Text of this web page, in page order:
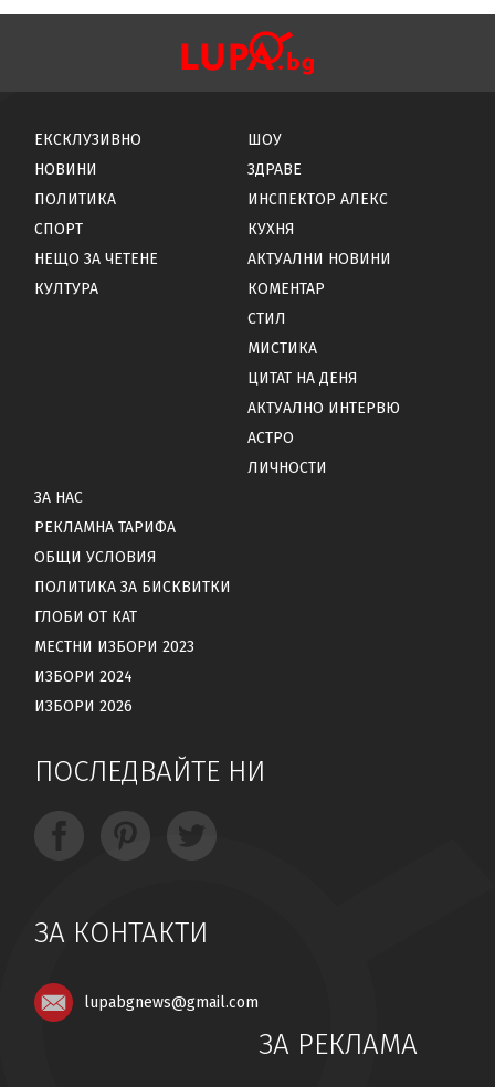
ЕКСКЛУЗИВНО
НОВИНИ
ПОЛИТИКА
СПОРТ
НЕЩО ЗА ЧЕТЕНЕ
КУЛТУРА
ШОУ
ЗДРАВЕ
ИНСПЕКТОР АЛЕКС
КУХНЯ
АКТУАЛНИ НОВИНИ
КОМЕНТАР
СТИЛ
МИСТИКА
ЦИТАТ НА ДЕНЯ
АКТУАЛНО ИНТЕРВЮ
АСТРО
ЛИЧНОСТИ
ЗА НАС
РЕКЛАМНА ТАРИФА
ОБЩИ УСЛОВИЯ
ПОЛИТИКА ЗА БИСКВИТКИ
ГЛОБИ ОТ КАТ
МЕСТНИ ИЗБОРИ 2023
ИЗБОРИ 2024
ИЗБОРИ 2026
ПОСЛЕДВАЙТЕ НИ
ЗА КОНТАКТИ
lupabgnews@gmail.com
ЗА РЕКЛАМА